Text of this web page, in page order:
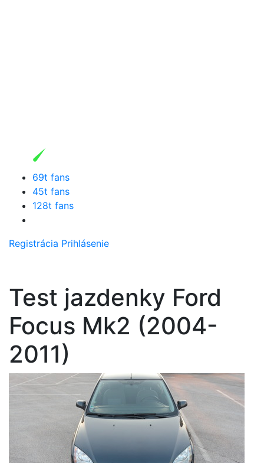
69t fans
45t fans
128t fans
Registrácia Prihlásenie
Test jazdenky Ford
Focus Mk2 (2004-
2011)